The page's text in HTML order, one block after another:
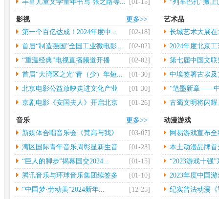
丰富儿童文学童年书写 张之路等...
[01-15]
“列车巴扎”搬上
更多>>
影视
第一个百亿达成！2024年度中...
[02-18]
首届“制造强国”全国工业微电影...
[02-02]
“重温经典”电视直播频道开播
[02-02]
首届“大湾区之光”青（少）年短...
[01-30]
北京电影公益放映走进文化产业
园...
[01-30]
京剧电影《安国夫人》开启北京
长...
[01-26]
艺术品
长城艺术大展
行
2024年度北京
第七届中国文
术...
中埃签署古埃
物...
“笔墨新章——
古蜀文明将闪
更多>>
音乐
新媒体合唱音乐会《梵高与我》
中...
[03-07]
湾区国际青年音乐周彰显新生音
乐...
[01-23]
“巨人的脚步”揭幕国交2024...
[01-15]
腾讯音乐与环球音乐集团续签多
年...
[01-10]
“中国梦·劳动美”2024新年...
[12-25]
动漫游戏
网易游戏宣布
年...
本土动漫品牌
“2023游戏十强
2023年度中国
纪实普法动漫